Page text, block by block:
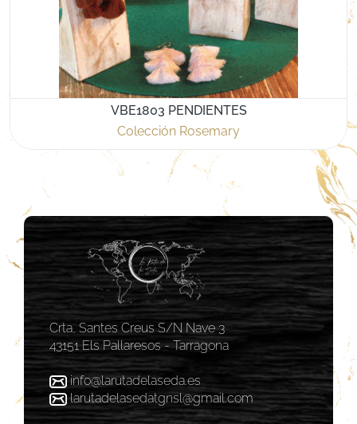
VBE1803 PENDIENTES
Colección Rosemary
Crta, Santes Creus S/N Nave 3
43151 Els Pallaresos - Tarragona
info@larutadelaseda.es
larutadelasedatgnsl@gmail.com